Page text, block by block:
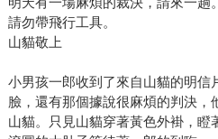
請勿帶飛行工具。
山貓敬上
小男孩一郎收到了來自山貓的明信
臉，還有那個據說很麻煩的判決，
山貓。只見山貓穿著黃色外褂，瞪